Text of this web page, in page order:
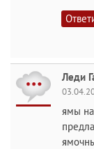
Леди
ямы